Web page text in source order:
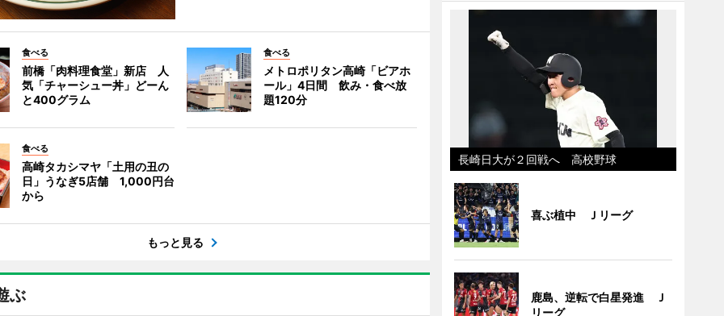
食べる
前橋「肉料理食堂」新店 人
気「チャーシュー丼」どーん
と400グラム
食べる
メトロポリタン高崎「ビアホ
ール」4日間 飲み・食べ放
題120分
食べる
高崎タカシマヤ「土用の丑の
日」うなぎ5店舗 1,000円台
から
もっと見る
ぶ
長崎日大が２回戦へ 高校野球
喜ぶ植中 Ｊリーグ
鹿島、逆転で白星発進 Ｊ
リーグ